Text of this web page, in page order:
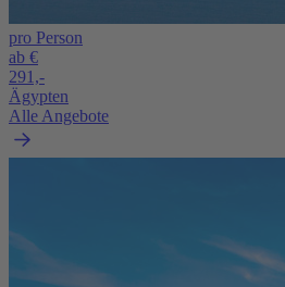
pro Person
ab €
291,-
Ägypten
Alle Angebote